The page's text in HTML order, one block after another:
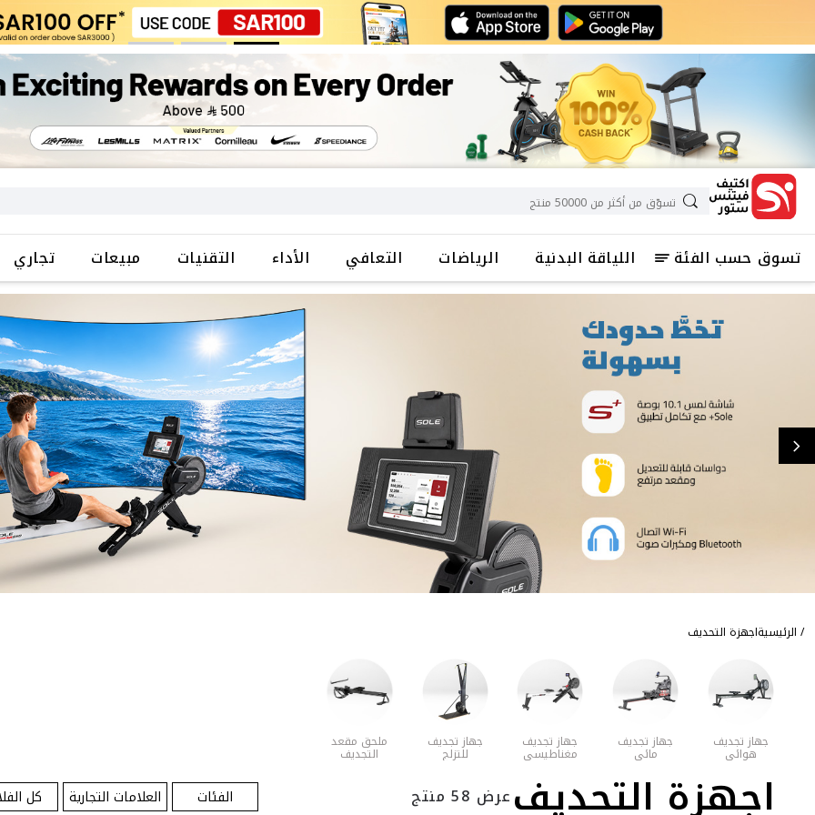
تسوق حسب الفئة اللياقة البدنية الرياضات التعافي الأداء التقنيات مبيعات تجاري
الرئيسيةاجهزة التحديف
جهاز تجديف
هوائي
جهاز تجديف
مائي
جهاز تجديف
مغناطيسي
جهاز تجديف
للتزلج
ملحق مقعد
التجديف
اجهزة التحديفعرض 58 منتج الفئات العلامات التجارية كل